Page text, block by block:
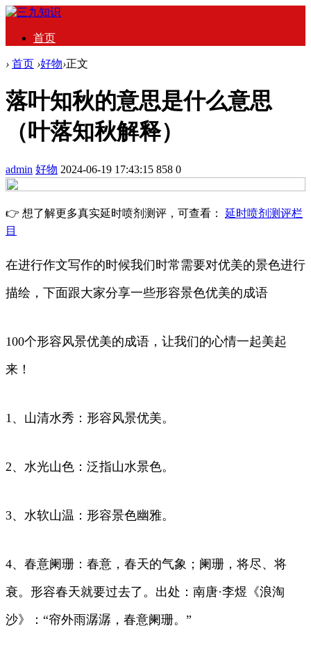
首页
› 首页 ›好物›正文
落叶知秋的意思是什么意思
（叶落知秋解释）
admin 好物 2024-06-19 17:43:15 858 0
👉 想了解更多真实延时喷剂测评，可查看： 延时喷剂测评栏
目
在进行作文写作的时候我们时常需要对优美的景色进行
描绘，下面跟大家分享一些形容景色优美的成语
100个形容风景优美的成语，让我们的心情一起美起
来！
1、山清水秀：形容风景优美。
2、水光山色：泛指山水景色。
3、水软山温：形容景色幽雅。
4、春意阑珊：春意，春天的气象；阑珊，将尽、将
衰。形容春天就要过去了。出处：南唐·李煜《浪淘
沙》：“帘外雨潺潺，春意阑珊。”